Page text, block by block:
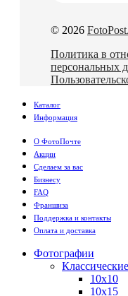
© 2026
Политика в
персональных
Каталог
Информация
О ФотоПочте
Акции
Сделаем за вас
Бизнесу
FAQ
Франшиза
Поддержка и контакты
Оплата и доставка
Фотографии
10х10
10х15